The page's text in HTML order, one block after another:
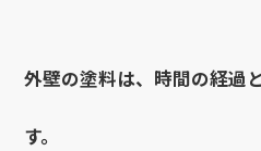
外壁の塗料は、時間の経過
す。